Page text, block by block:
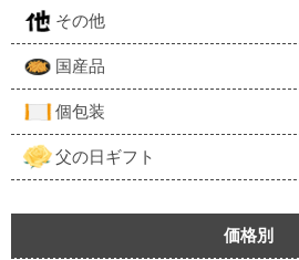
その他
国産品
個包装
父の日ギフト
価格別